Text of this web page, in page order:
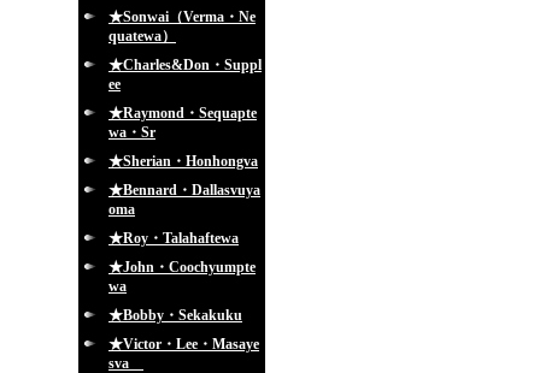
★Sonwai（Verma・Ne
quatewa）
★Charles&Don・Suppl
ee
★Raymond・Sequapte
wa・Sr
★Sherian・Honhongva
★Bennard・Dallasvuya
oma
★Roy・Talahaftewa
★John・Coochyumpte
wa
★Bobby・Sekakuku
★Victor・Lee・Masaye
sva